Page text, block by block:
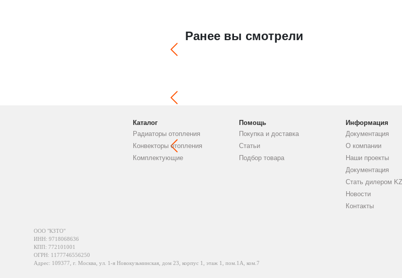
Ранее вы смотрели
Каталог
Радиаторы отопления
Конвекторы отопления
Комплектующие
Помощь
Покупка и доставка
Статьи
Подбор товара
Информация
Документация
О компании
Наши проекты
Документация
Стать дилером
Новости
Контакты
ООО "КЗТО"
ИНН: 9718068636
КПП: 772101001
ОГРН: 1177746556250
Адрес: 109377, г. Москва, ул. 1-я Новокузьминская, дом 23, корпус 1, этаж 1, пом.1А, ком.7